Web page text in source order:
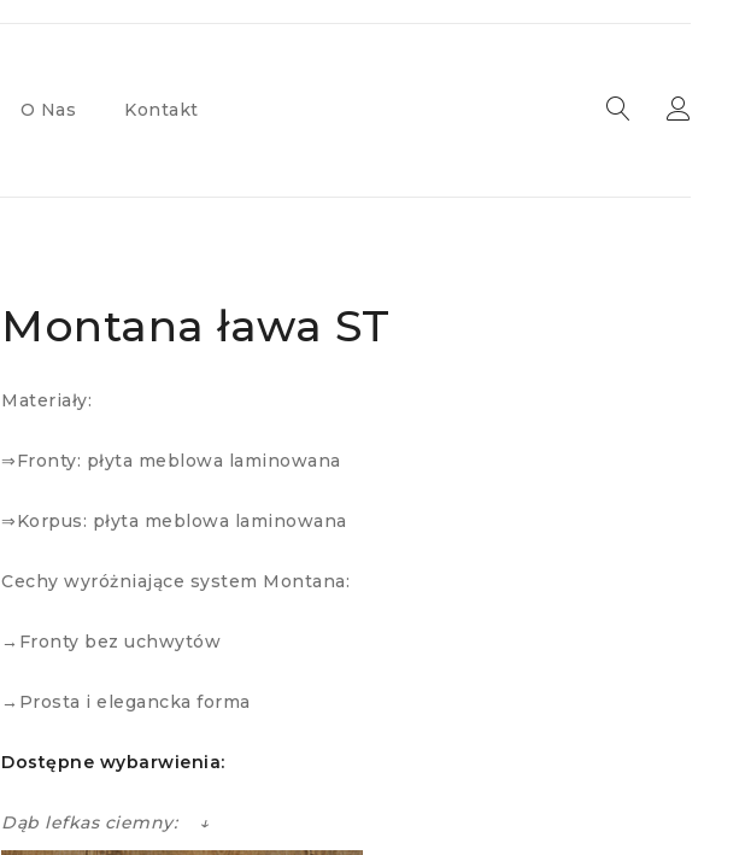
O Nas Kontakt
Montana ława ST
Materiały:
⇒Fronty: płyta meblowa laminowana
⇒Korpus: płyta meblowa laminowana
Cechy wyróżniające system Montana:
→Fronty bez uchwytów
→Prosta i elegancka forma
Dostępne wybarwienia:
Dąb lefkas ciemny: ↓